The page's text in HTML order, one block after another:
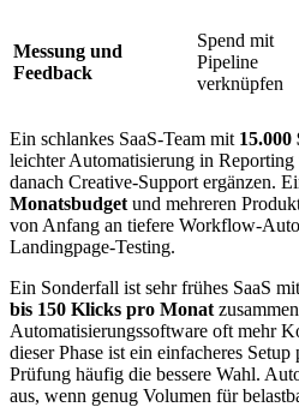
Messung und
Feedback
Spend mit
Pipeline
verknüpfen
Ein schlankes SaaS-Team mit
leichter Automatisierung in Reporting
danach Creative-Support ergänzen.
Monatsbudget und mehreren
von Anfang an tiefere Workflow-
Landingpage-Testing.
Ein Sonderfall ist sehr frühes SaaS
bis 150 Klicks pro Monat
Automatisierungssoftware oft mehr
dieser Phase ist ein einfacheres
Prüfung häufig die bessere Wahl.
aus, wenn genug Volumen für